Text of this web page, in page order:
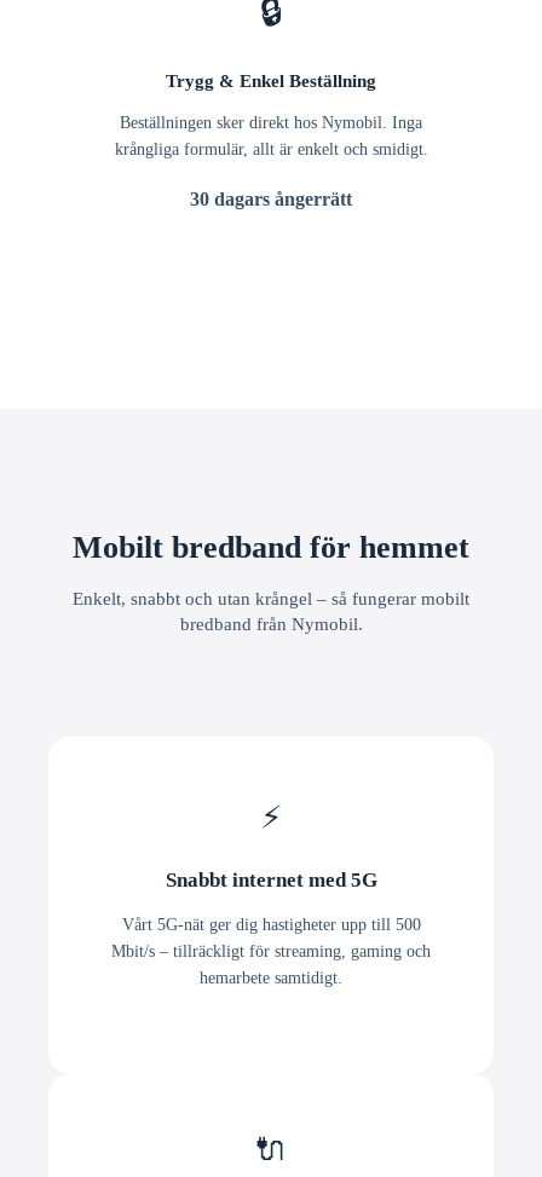
🔒
Trygg & Enkel Beställning
Beställningen sker direkt hos Nymobil. Inga
krångliga formulär, allt är enkelt och smidigt.
30 dagars ångerrätt
Mobilt bredband för hemmet
Enkelt, snabbt och utan krångel – så fungerar mobilt
bredband från Nymobil.
⚡
Snabbt internet med 5G
Vårt 5G-nät ger dig hastigheter upp till 500
Mbit/s – tillräckligt för streaming, gaming och
hemarbete samtidigt.
🔌